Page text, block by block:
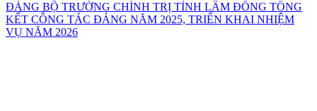
ĐẢNG BỘ TRƯỜNG CHÍNH TRỊ TỈNH LÂM ĐỒNG TỔNG
KẾT CÔNG TÁC ĐẢNG NĂM 2025, TRIỂN KHAI NHIỆM
VỤ NĂM 2026